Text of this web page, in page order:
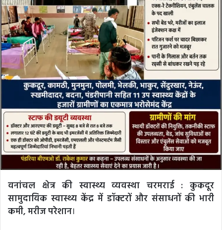
वनांचल क्षेत्र की स्वास्थ्य व्यवस्था चरमराई : कुकदूर
सामुदायिक स्वास्थ्य केंद्र में डॉक्टरों और संसाधनों की भारी
कमी, मरीज परेशान।